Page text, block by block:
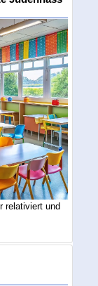
relativiert und